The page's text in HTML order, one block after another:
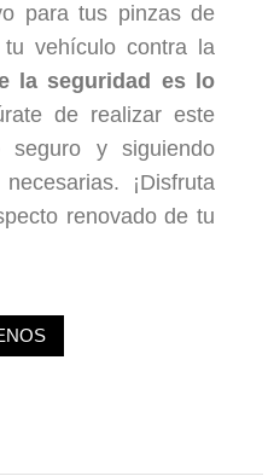
para tus pinzas de
vehículo contra la
la seguridad es lo
de realizar este
seguro y siguiendo
¡Disfruta
renovado de tu